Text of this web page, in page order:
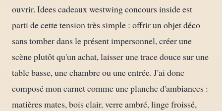
ouvrir. Idees cadeaux westwing concours inside est
parti de cette tension très simple : offrir un objet déco
sans tomber dans le présent impersonnel, créer une
scène plutôt qu'un achat, laisser une trace douce sur une
table basse, une chambre ou une entrée. J'ai donc
composé mon carnet comme une planche d'ambiances :
matières mates, bois clair, verre ambré, linge froissé,